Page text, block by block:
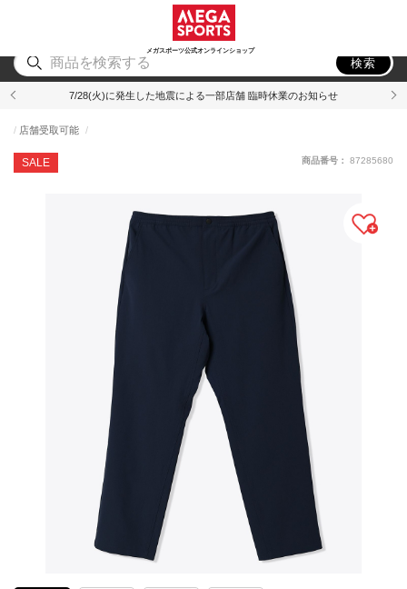
メガスポーツ公式オンラインショップ
アウトドア
検索
7/28(火)に発生した地震による一部店舗 臨時休業のお知らせ
SALE
店舗受取可能
商品番号： 87285680